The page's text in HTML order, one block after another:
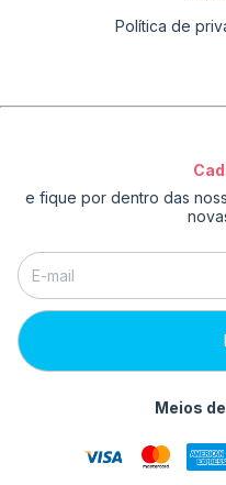
Política de
e fique por dentro das
Meios